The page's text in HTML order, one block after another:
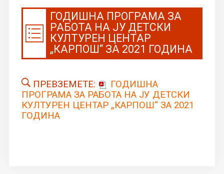
ГОДИШНА ПРОГРАМА ЗА
РАБОТА НА ЈУ ДЕТСКИ
КУЛТУРЕН ЦЕНТАР
„КАРПОШ“ ЗА 2021 ГОДИНА
ПРЕВЗЕМЕТЕ:
ГОДИШНА
ПРОГРАМА ЗА РАБОТА НА ЈУ ДЕТСКИ
КУЛТУРЕН ЦЕНТАР „КАРПОШ“ ЗА 2021
ГОДИНА